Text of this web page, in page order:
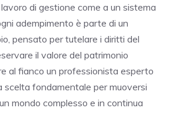
di gestione come a un sistema
adempimento è parte di un
pensato per tutelare i diritti del
il valore del patrimonio
al fianco un professionista esperto
scelta fondamentale per muoversi
mondo complesso e in continua